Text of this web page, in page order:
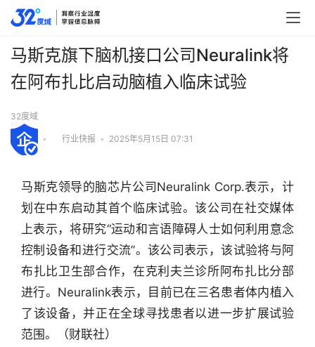
行
业
快
马斯克旗下脑机接口公司Neuralink将
在阿布扎比启动脑植入临床试验
32度域
• 行业快报 • 2025年5月15日 07:31
马斯克领导的脑芯片公司Neuralink Corp.表示，计
划在中东启动其首个临床试验。该公司在社交媒体
上表示，将研究“运动和言语障碍人士如何利用意念
控制设备和进行交流”。该公司表示，该试验将与阿
布扎比卫生部合作，在克利夫兰诊所阿布扎比分部
进行。Neuralink表示，目前已在三名患者体内植入
了该设备，并正在全球寻找患者以进一步扩展试验
范围。（财联社）